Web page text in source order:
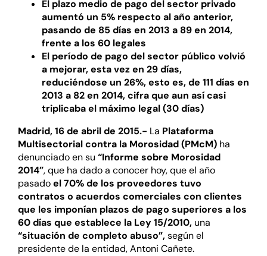
El plazo medio de pago del sector privado
aumentó un 5% respecto al año anterior,
pasando de 85 días en 2013 a 89 en 2014,
frente a los 60 legales
El período de pago del sector público volvió
a mejorar, esta vez en 29 días,
reduciéndose un 26%, esto es, de 111 días en
2013 a 82 en 2014, cifra que aun así casi
triplicaba el máximo legal (30 días)
​Madrid, 16 de abril de 2015.- La Plataforma
Multisectorial contra la Morosidad (PMcM)ha
denunciado en su “Informe sobre Morosidad
2014”, que ha dado a conocer hoy, que el año
pasadoel 70% de los proveedores tuvo
contratos o acuerdos comerciales con clientes
que les imponían plazos de pago superiores a los
60 días que establece la Ley 15/2010,una
“situación de completo abuso”,según el
presidente de la entidad, Antoni Cañete.